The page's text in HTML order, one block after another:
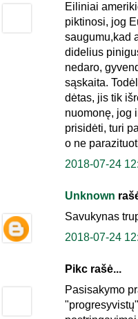
Eiliniai
piktinosi, jog
saugumu,kad
didelius
nedaro,
sąskaita.
dėtas, jis tik
nuomonę, jog
prisidėti, turi
o ne
2018-07-24
Unknown
Savukynas
2018-07-24
Pikc rašė...
Pasisakymo